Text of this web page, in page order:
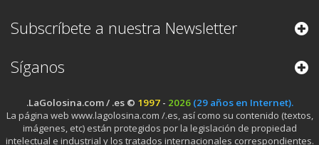
Subscríbete a nuestra Newsletter
Síganos
.LaGolosina.com / .es © 1997- 2026 (29 años en Internet).
La página web www.lagolosina.com /.es, así como su contenido (textos,
imágenes, etc) están protegidos por la legislación de propiedad
intelectual e industrial y los tratados internacionales correspondientes.